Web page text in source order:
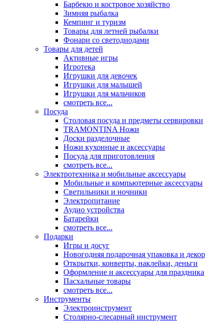
Барбекю и костровое хозяйство
Зимняя рыбалка
Кемпинг и туризм
Товары для летней рыбалки
Фонари со светодиодами
Товары для детей
Активные игры
Игротека
Игрушки для девочек
Игрушки для малышей
Игрушки для мальчиков
смотреть все...
Посуда
Столовая посуда и предметы сервировки
TRAMONTINA Ножи
Доски разделочные
Ножи кухонные и аксессуары
Посуда для приготовления
смотреть все...
Электротехника и мобильные аксессуары
Мобильные и компьютерные аксессуары
Светильники и ночники
Электропитание
Аудио устройства
Батарейки
смотреть все...
Подарки
Игры и досуг
Новогодняя подарочная упаковка и декор
Открытки, конверты, наклейки, деньги
Оформление и аксессуары для праздника
Пасхальные товары
смотреть все...
Инструменты
Электроинструмент
Столярно-слесарный инструмент